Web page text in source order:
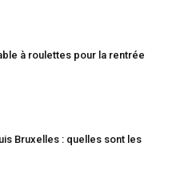
à roulettes pour la rentrée
Bruxelles : quelles sont les